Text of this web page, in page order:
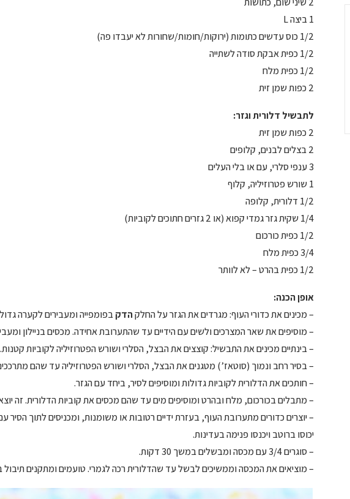
1 ביצה L
1/2 כוס עדשים כתומות (ירוקות/חומות/שחורות לא יעבדו פה)
1/2 כפית אבקת סודה לשתייה
1/2 כפית מלח
2 כפות שמן זית
לתבשיל דלורית וגזר:
2 כפות שמן זית
2 בצלים לבנים, קלופים
3 ענפי סלרי, עם או בלי העלים
1 שורש פטרוזיליה, קלוף
1/2 דלורית, קלופה
1/4 שקית גזר גמדי קפוא (או 2 גזרים חתוכים לקוביות)
1/2 כפית כורכום
3/4 כפית מלח
1/2 כפית בהרט – לא לוותר
אופן הכנה:
– מכינים את כדורי העוף: מגרדים את הגזר על החלקהדקבפומפייה ומעבירים לקערה
– מוסיפים את שאר המצרכים ולשים עם הידיים עד שהתערובת אחידה. מכסים בניילון
– בינתיים מכינים את התבשיל: קוצצים את הבצל, הסלרי ושורש הפטרוזיליה לקוביות קטנות.
– בסיר רחב ונמוך (סוטאז’) מטגנים את הבצל, הסלרי ושורש הפטרוזיליה עד שהם מתרככים.
– חותכים את הדלורית לקוביות גדולות ומוסיפים לסיר, ביחד עם הגזר.
– מתבלים בכורכום, מלח ובהרט ומוסיפים מים עד שהם מכסים את קוביות הדלורית. זה
– יוצרים כדורים מתערובת העוף, בעזרת ידיים רטובות או משומנות, ומכניסים לתוך
יכוסו ברוטב ויכנסו פנימה בעדינות.
– סוגרים 3/4 עם מכסה ומבשלים במשך 30 דקות.
– מוציאים את המכסה וממשיכים לבשל עד שהדלורית רכה לגמרי. טועמים ומתקנים